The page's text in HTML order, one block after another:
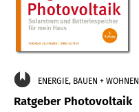
ENERGIE, BAUEN + WOHNEN
Ratgeber Photovoltaik